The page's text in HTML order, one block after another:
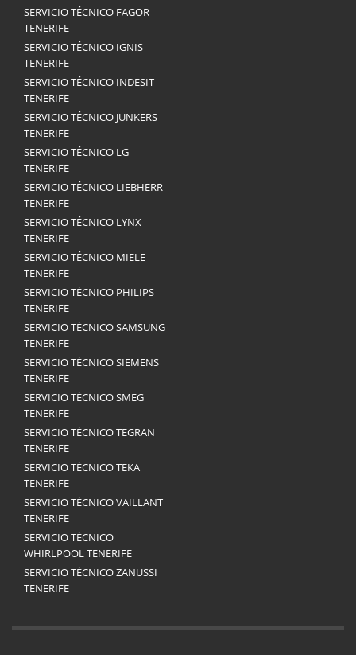
SERVICIO TÉCNICO FAGOR
TENERIFE
SERVICIO TÉCNICO IGNIS
TENERIFE
SERVICIO TÉCNICO INDESIT
TENERIFE
SERVICIO TÉCNICO JUNKERS
TENERIFE
SERVICIO TÉCNICO LG
TENERIFE
SERVICIO TÉCNICO LIEBHERR
TENERIFE
SERVICIO TÉCNICO LYNX
TENERIFE
SERVICIO TÉCNICO MIELE
TENERIFE
SERVICIO TÉCNICO PHILIPS
TENERIFE
SERVICIO TÉCNICO SAMSUNG
TENERIFE
SERVICIO TÉCNICO SIEMENS
TENERIFE
SERVICIO TÉCNICO SMEG
TENERIFE
SERVICIO TÉCNICO TEGRAN
TENERIFE
SERVICIO TÉCNICO TEKA
TENERIFE
SERVICIO TÉCNICO VAILLANT
TENERIFE
SERVICIO TÉCNICO
WHIRLPOOL TENERIFE
SERVICIO TÉCNICO ZANUSSI
TENERIFE